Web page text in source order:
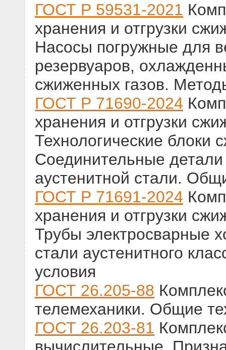
ГОСТ Р 59531-2021
хранения и отгрузки
Насосы погружные для
резервуаров,
сжиженных газов.
ГОСТ Р 71690-2024
хранения и отгрузки
Технологические блоки
Соединительные детали
аустенитной стали.
ГОСТ Р 71691-2024
хранения и отгрузки
Трубы электросварные
стали аустенитного
условия
ГОСТ 26.205-88
телемеханики. Общие
ГОСТ 26.203-81